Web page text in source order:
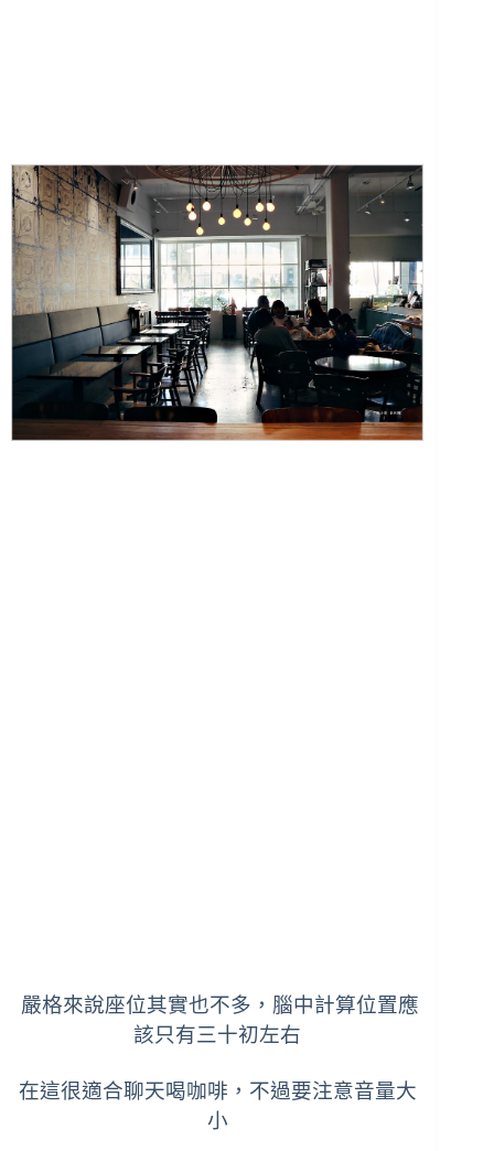
嚴格來說座位其實也不多，腦中計算位置應
該只有三十初左右
在這很適合聊天喝咖啡，不過要注意音量大
小